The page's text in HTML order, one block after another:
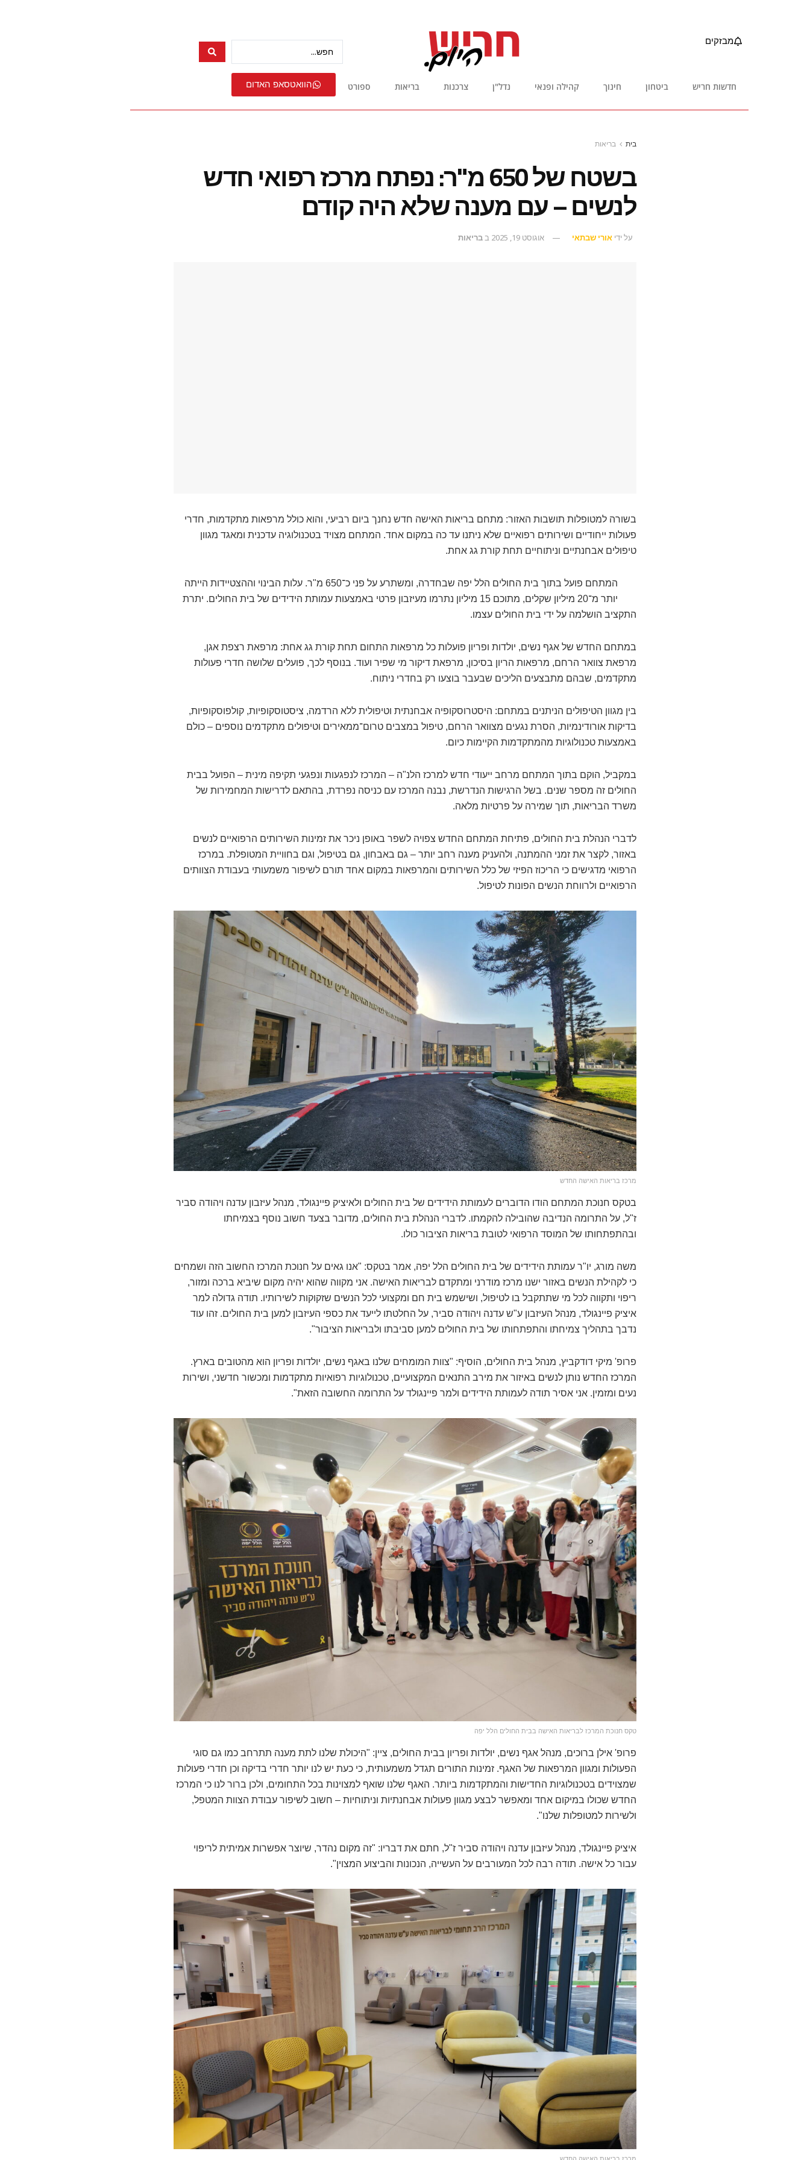
מבזקים
חדשות חריש ביטחון חינוך קהילה ופנאי נדל"ן צרכנות בריאות ספורט הוואטסאפ האדום
בית בריאות
בשטח של 650 מ"ר: נפתח מרכז רפואי חדש
לנשים – עם מענה שלא היה קודם
על ידי אורי שבתאי אוגוסט 19, 2025 בבריאות
בשורה למטופלות תושבות האזור: מתחם בריאות האישה חדש נחנך ביום רביעי, והוא כולל מרפאות מתקדמות, חדרי
פעולות ייחודיים ושירותים רפואיים שלא ניתנו עד כה במקום אחד. המתחם מצויד בטכנולוגיה עדכנית ומאגד מגוון
טיפולים אבחנתיים וניתוחיים תחת קורת גג אחת.
המתחם פועל בתוך בית החולים הלל יפה שבחדרה, ומשתרע על פני כ־650 מ"ר. עלות הבינוי וההצטיידות הייתה
יותר מ־20 מיליון שקלים, מתוכם 15 מיליון נתרמו מעיזבון פרטי באמצעות עמותת הידידים של בית החולים. יתרת
התקציב הושלמה על ידי בית החולים עצמו.
במתחם החדש של אגף נשים, יולדות ופריון פועלות כל מרפאות התחום תחת קורת גג אחת: מרפאת רצפת אגן,
מרפאת צוואר הרחם, מרפאות הריון בסיכון, מרפאת דיקור מי שפיר ועוד. בנוסף לכך, פועלים שלושה חדרי פעולות
מתקדמים, שבהם מתבצעים הליכים שבעבר בוצעו רק בחדרי ניתוח.
בין מגוון הטיפולים הניתנים במתחם: היסטרוסקופיה אבחנתית וטיפולית ללא הרדמה, ציסטוסקופיות, קולפוסקופיות,
בדיקות אורודינמיות, הסרת נגעים מצוואר הרחם, טיפול במצבים טרום־ממאירים וטיפולים מתקדמים נוספים – כולם
באמצעות טכנולוגיות מהמתקדמות הקיימות כיום.
במקביל, הוקם בתוך המתחם מרחב ייעודי חדש למרכז הלנ"ה – המרכז לנפגעות ונפגעי תקיפה מינית – הפועל בבית
החולים זה מספר שנים. בשל הרגישות הנדרשת, נבנה המרכז עם כניסה נפרדת, בהתאם לדרישות המחמירות של
משרד הבריאות, תוך שמירה על פרטיות מלאה.
לדברי הנהלת בית החולים, פתיחת המתחם החדש צפויה לשפר באופן ניכר את זמינות השירותים הרפואיים לנשים
באזור, לקצר את זמני ההמתנה, ולהעניק מענה רחב יותר – גם באבחון, גם בטיפול, וגם בחוויית המטופלת. במרכז
הרפואי מדגישים כי הריכוז הפיזי של כלל השירותים והמרפאות במקום אחד תורם לשיפור משמעותי בעבודת הצוותים
הרפואיים ולרווחת הנשים הפונות לטיפול.
מרכז בריאות האישה החדש
בטקס חנוכת המתחם הודו הדוברים לעמותת הידידים של בית החולים ולאיציק פיינגולד, מנהל עיזבון עדנה ויהודה סביר
ז"ל, על התרומה הנדיבה שהובילה להקמתו. לדברי הנהלת בית החולים, מדובר בצעד חשוב נוסף בצמיחתו
ובהתפתחותו של המוסד הרפואי לטובת בריאות הציבור כולו.
משה מורג, יו"ר עמותת הידידים של בית החולים הלל יפה, אמר בטקס: "אנו גאים על חנוכת המרכז החשוב הזה ושמחים
כי לקהילת הנשים באזור ישנו מרכז מודרני ומתקדם לבריאות האישה. אני מקווה שהוא יהיה מקום שיביא ברכה ומזור,
ריפוי ותקווה לכל מי שתתקבל בו לטיפול, ושישמש בית חם ומקצועי לכל הנשים שזקוקות לשירותיו. תודה גדולה למר
איציק פיינגולד, מנהל העיזבון ע"ש עדנה ויהודה סביר, על החלטתו לייעד את כספי העיזבון למען בית החולים. זהו עוד
נדבך בתהליך צמיחתו והתפתחותו של בית החולים למען סביבתו ולבריאות הציבור".
פרופ' מיקי דודקביץ, מנהל בית החולים, הוסיף: "צוות המומחים שלנו באגף נשים, יולדות ופריון הוא מהטובים בארץ.
המרכז החדש נותן לנשים באיזור את מירב התנאים המקצועיים, טכנולוגיות רפואיות מתקדמות ומכשור חדשני, ושירות
נעים ומזמין. אני אסיר תודה לעמותת הידידים ולמר פיינגולד על התרומה החשובה הזאת".
טקס חנוכת המרכז לבריאות האישה בבית החולים הלל יפה
פרופ' אילן ברוכים, מנהל אגף נשים, יולדות ופריון בבית החולים, ציין: "היכולת שלנו לתת מענה תתרחב כמו גם סוגי
הפעולות ומגוון המרפאות של האגף. זמינות התורים תגדל משמעותית, כי כעת יש לנו יותר חדרי בדיקה וכן חדרי פעולות
שמצוידים בטכנולוגיות החדישות והמתקדמות ביותר. האגף שלנו שואף למצוינות בכל התחומים, ולכן ברור לנו כי המרכז
החדש שכולו במיקום אחד ומאפשר לבצע מגוון פעולות אבחנתיות וניתוחיות – חשוב לשיפור עבודת הצוות המטפל,
ולשירות למטופלות שלנו".
איציק פיינגולד, מנהל עיזבון עדנה ויהודה סביר ז"ל, חתם את דבריו: "זה מקום נהדר, שיוצר אפשרות אמיתית לריפוי
עבור כל אישה. תודה רבה לכל המעורבים על העשייה, הנכונות והביצוע המצוין".